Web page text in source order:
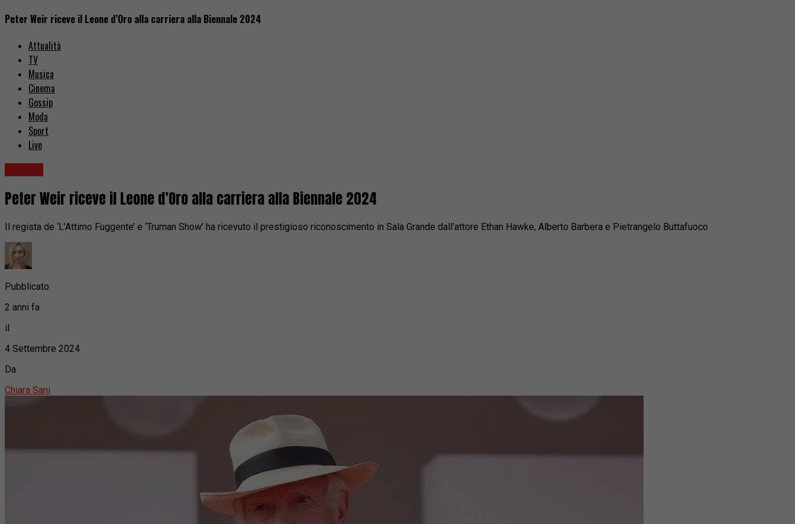
Peter Weir riceve il Leone d’Oro alla carriera alla Biennale 2024
Attualità
TV
Musica
Cinema
Gossip
Moda
Sport
Live
Peter Weir riceve il Leone d’Oro alla carriera alla Biennale 2024
Il regista de ‘L’Attimo Fuggente’ e ‘Truman Show’ ha ricevuto il prestigioso riconoscimento in Sala Grande dall’attore Ethan Hawke, Alberto Barbera e Pietrangelo Buttafuoco
Pubblicato
2 anni fa
il
4 Settembre 2024
Da
Chiara Sani